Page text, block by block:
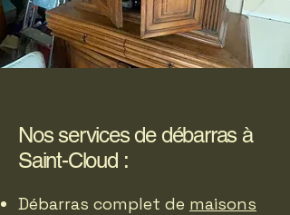
Nos services de débarras à
Saint-Cloud :
Débarras complet de maisons